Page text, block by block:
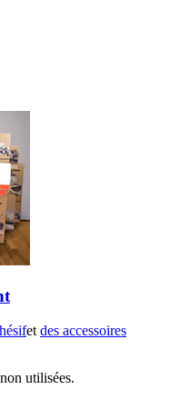
etdes accessoires
utilisées.